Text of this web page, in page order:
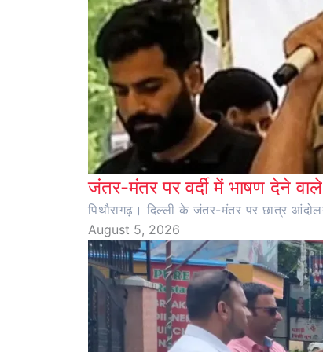
जंतर-मंतर पर वर्दी में भाषण देने
पिथौरागढ़। दिल्ली के जंतर-मंतर पर छात्र
August 5, 2026